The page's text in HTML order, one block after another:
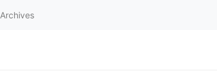
Archives